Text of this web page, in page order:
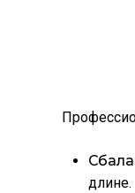
длине.